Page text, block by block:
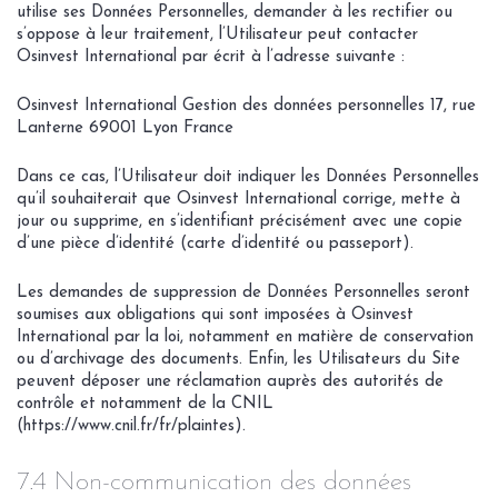
utilise ses Données Personnelles, demander à les rectifier ou
s’oppose à leur traitement, l’Utilisateur peut contacter
Osinvest International par écrit à l’adresse suivante :
Osinvest International Gestion des données personnelles 17, rue
Lanterne 69001 Lyon France
Dans ce cas, l’Utilisateur doit indiquer les Données Personnelles
qu’il souhaiterait que Osinvest International corrige, mette à
jour ou supprime, en s’identifiant précisément avec une copie
d’une pièce d’identité (carte d’identité ou passeport).
Les demandes de suppression de Données Personnelles seront
soumises aux obligations qui sont imposées à Osinvest
International par la loi, notamment en matière de conservation
ou d’archivage des documents. Enfin, les Utilisateurs du Site
peuvent déposer une réclamation auprès des autorités de
contrôle et notamment de la CNIL
(https://www.cnil.fr/fr/plaintes).
7.4 Non-communication des données